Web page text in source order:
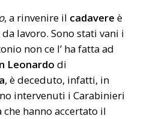
, a rinvenire il cadavere è
lavoro. Sono stati vani i
non ce l’ ha fatta ad
Leonardodi
, è deceduto, infatti, in
intervenuti i Carabinieri
hanno accertato il